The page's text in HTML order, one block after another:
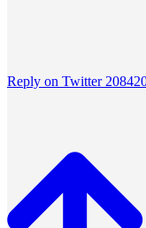
Reply on Twitter